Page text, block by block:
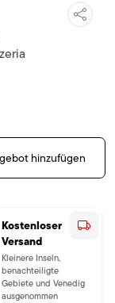
hinzufügen
Kostenloser
Versand
Kleinere Inseln,
benachteiligte
Gebiete und Venedig
ausgenommen